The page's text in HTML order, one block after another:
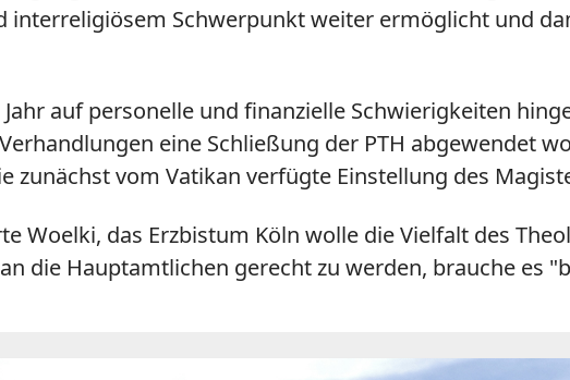
interreligiösem Schwerpunkt weiter ermöglicht und
auf personelle und finanzielle Schwierigkeiten
eine Schließung der PTH abgewendet
zunächst vom Vatikan verfügte Einstellung des
Woelki, das Erzbistum Köln wolle die Vielfalt des
die Hauptamtlichen gerecht zu werden, brauche es